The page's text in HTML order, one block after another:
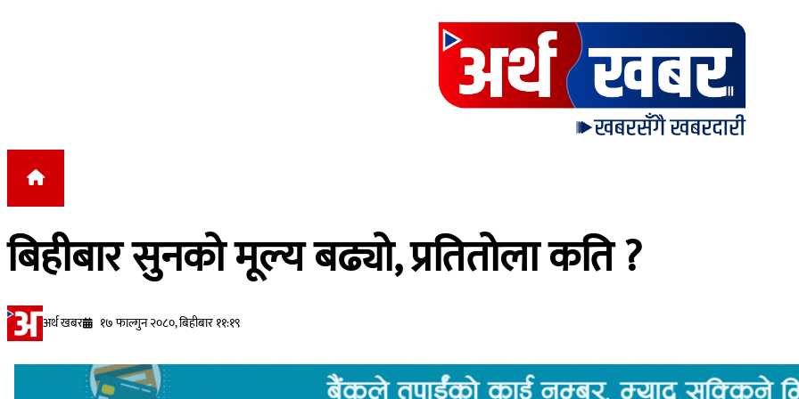
बिहीबार सुनको मूल्य बढ्यो, प्रतितोला कति ?
अर्थ खबर १७ फाल्गुन २०८०, बिहीबार ११:१९